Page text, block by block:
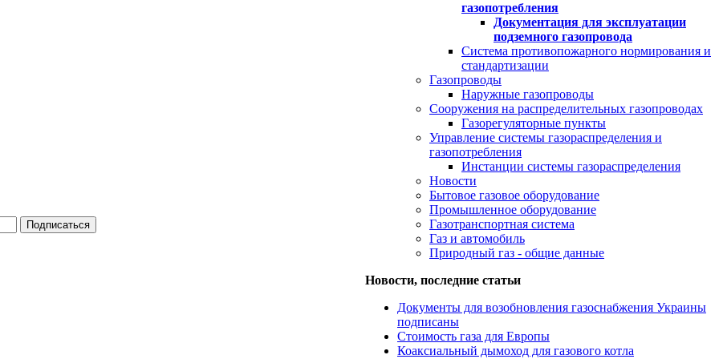
газопотребления
Документация для эксплуатации
подземного газопровода
Система противопожарного нормирования и
стандартизации
Газопроводы
Наружные газопроводы
Сооружения на распределительных газопроводах
Газорегуляторные пункты
Управление системы газораспределения и
газопотребления
Инстанции системы газораспределения
Новости
Бытовое газовое оборудование
Промышленное оборудование
Газотранспортная система
Газ и автомобиль
Природный газ - общие данные
Новости, последние статьи
Документы для возобновления газоснабжения Украины
подписаны
Стоимость газа для Европы
Коаксиальный дымоход для газового котла